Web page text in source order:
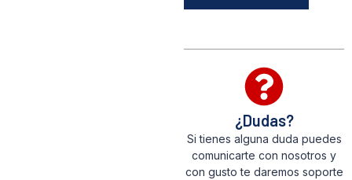
¿Dudas?
Si tienes alguna duda puedes
comunicarte con nosotros y
con gusto te daremos soporte